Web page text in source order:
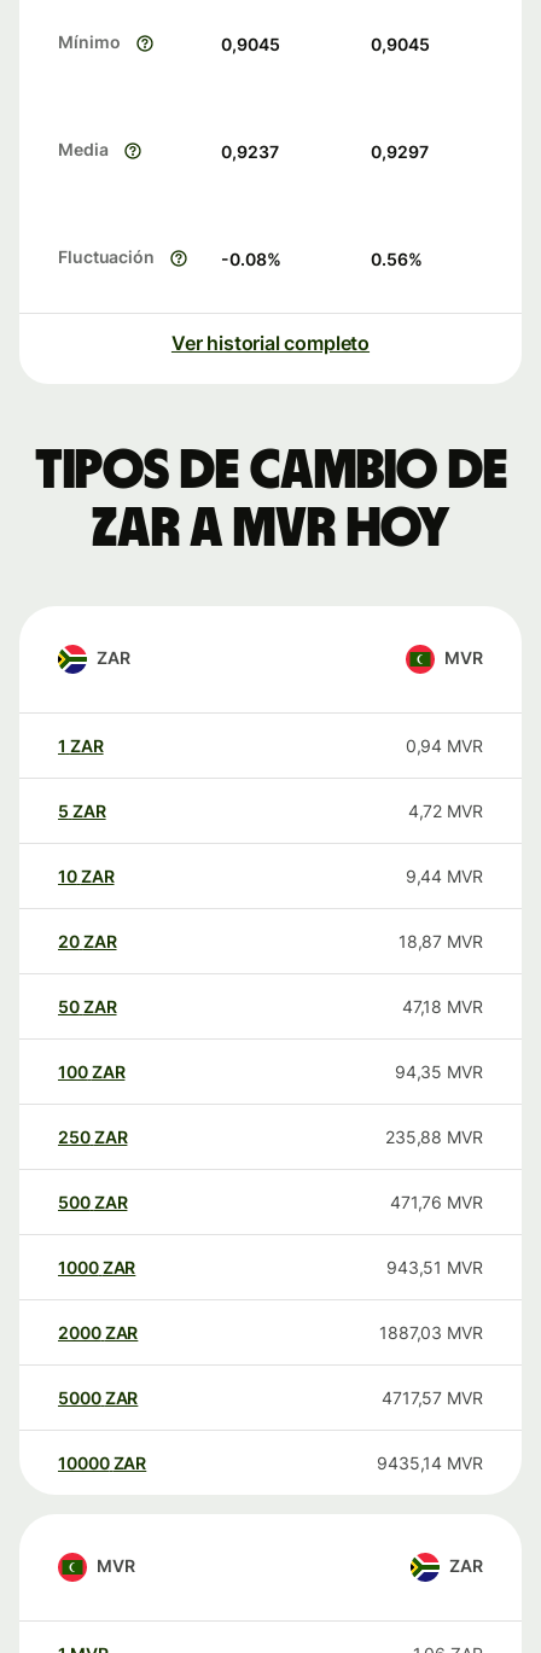
Mínimo 0,9045 0,9045
Media 0,9237 0,9297
Fluctuación -0.08% 0.56%
Ver historial completo
Tipos de cambio de
ZAR a MVR hoy
ZAR MVR
1 ZAR 0,94 MVR
5 ZAR 4,72 MVR
10ZAR 9,44 MVR
20ZAR 18,87 MVR
50ZAR 47,18 MVR
100ZAR 94,35 MVR
250ZAR 235,88 MVR
500ZAR 471,76 MVR
1000ZAR 943,51 MVR
2000ZAR 1887,03 MVR
5000ZAR 4717,57 MVR
10000 ZAR 9435,14 MVR
MVR ZAR